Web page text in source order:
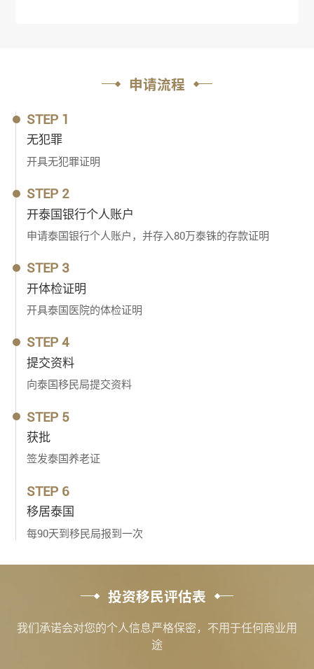
申请流程
STEP 1
无犯罪
开具无犯罪证明
STEP 2
开泰国银行个人账户
申请泰国银行个人账户，并存入80万泰铢的存款证明
STEP 3
开体检证明
开具泰国医院的体检证明
STEP 4
提交资料
向泰国移民局提交资料
STEP 5
获批
签发泰国养老证
STEP 6
移居泰国
每90天到移民局报到一次
投资移民评估表
我们承诺会对您的个人信息严格保密，不用于任何商业用
途